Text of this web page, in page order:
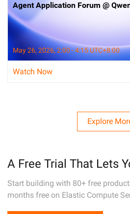
Agent Application Forum @
May 26, 2026, 2:00 - 4:15 UTC+8:00
Watch Now
Explore
A Free Trial That Lets
Start building with 80+ free
months free on Elastic Compute